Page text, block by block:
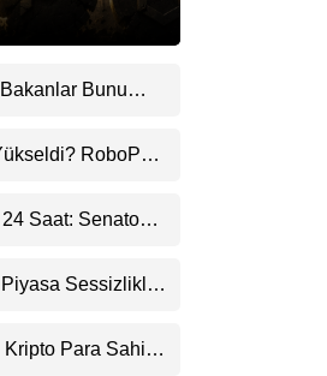
Instagram
LinkedIn
Telegram
Bunu
RoboPay
Saat: Senato
Sessizlikle
Para Sahibi: